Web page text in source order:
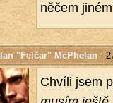
něčem
Ian "Felčar" McPhelan -
Chví­li jsem